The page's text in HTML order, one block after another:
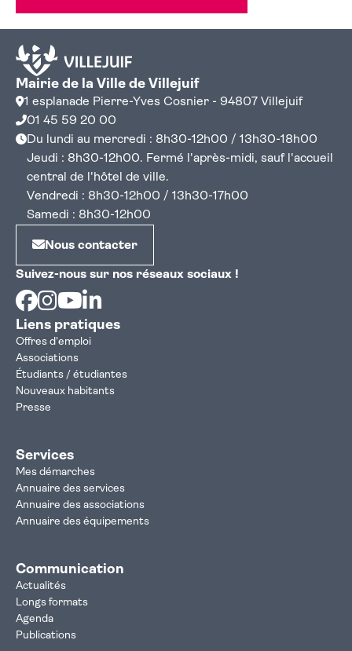
Mairie de la Ville de Villejuif
1 esplanade Pierre-Yves Cosnier - 94807 Villejuif
01 45 59 20 00
Du lundi au mercredi : 8h30-12h00 / 13h30-18h00
Jeudi : 8h30-12h00. Fermé l'après-midi, sauf l'accueil
central de l'hôtel de ville.
Vendredi : 8h30-12h00 / 13h30-17h00
Samedi : 8h30-12h00
Nous contacter
Suivez-nous sur nos réseaux sociaux !
Facebook
Instagram
Youtube
Liens pratiques
Offres d'emploi
Associations
Étudiants / étudiantes
Nouveaux habitants
Presse
Services
Mes démarches
Annuaire des services
Annuaire des associations
Annuaire des équipements
Communication
Actualités
Longs formats
Agenda
Publications